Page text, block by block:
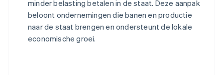
minder belasting betalen in de staat. Deze aanpak
beloont ondernemingen die banen en productie
naar de staat brengen en ondersteunt de lokale
economische groei.